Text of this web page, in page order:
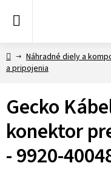
DomovNáhradné diely a
a pripojenia
Gecko
konektor
- 9920-